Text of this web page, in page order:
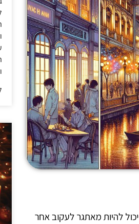
להיות מאתגר לעקוב אחר